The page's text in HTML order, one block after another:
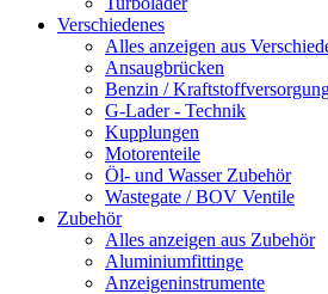
Verschiedenes
Alles anzeigen aus
Ansaugbrücken
Benzin /
G-Lader - Technik
Kupplungen
Motorenteile
Öl- und Wasser Zubehör
Wastegate / BOV Ventile
Zubehör
Alles anzeigen aus Zubehör
Aluminiumfittinge
Anzeigeninstrumente